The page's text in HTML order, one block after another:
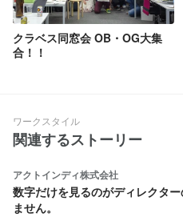
クラベス同窓会 OB・OG大集
合！！
ワークスタイル
関連するストーリー
アクトインディ株式会社
数字だけを見るのがディレクタ
ません。